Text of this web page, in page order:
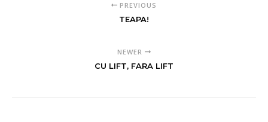
PREVIOUS
TEAPA!
NEWER
CU LIFT, FARA LIFT